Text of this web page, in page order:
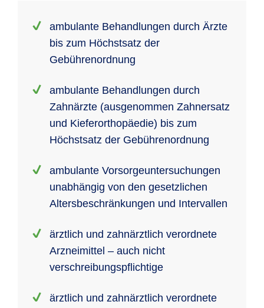
ambulante Behandlungen durch Ärzte
bis zum Höchstsatz der
Gebührenordnung
ambulante Behandlungen durch
Zahnärzte (ausgenommen Zahnersatz
und Kieferorthopäedie) bis zum
Höchstsatz der Gebührenordnung
ambulante Vorsorgeuntersuchungen
unabhängig von den gesetzlichen
Altersbeschränkungen und Intervallen
ärztlich und zahnärztlich verordnete
Arzneimittel – auch nicht
verschreibungspflichtige
ärztlich und zahnärztlich verordnete